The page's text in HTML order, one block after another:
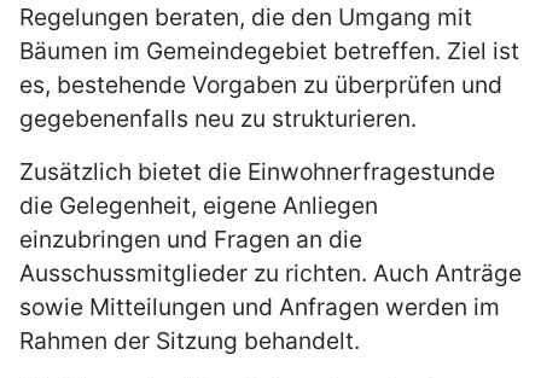
Regelungen beraten, die den Umgang mit
Bäumen im Gemeindegebiet betreffen. Ziel ist
es, bestehende Vorgaben zu überprüfen und
gegebenenfalls neu zu strukturieren.
Zusätzlich bietet die Einwohnerfragestunde
die Gelegenheit, eigene Anliegen
einzubringen und Fragen an die
Ausschussmitglieder zu richten. Auch Anträge
sowie Mitteilungen und Anfragen werden im
Rahmen der Sitzung behandelt.